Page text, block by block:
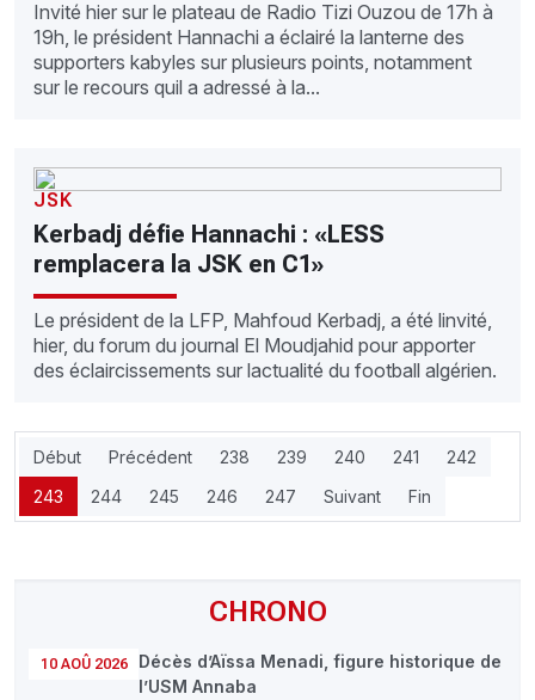
CHRONO
10 AOÛ 2026
Décès d’Aïssa Menadi, figure historique de
l’USM Annaba
Invité hier sur le plateau de Radio Tizi Ouzou de 17h à
19h, le président Hannachi a éclairé la lanterne des
supporters kabyles sur plusieurs points, notamment
sur le recours quil a adressé à la...
JSK
Kerbadj défie Hannachi : «LESS
remplacera la JSK en C1»
Le président de la LFP, Mahfoud Kerbadj, a été linvité,
hier, du forum du journal El Moudjahid pour apporter
des éclaircissements sur lactualité du football algérien.
Début Précédent 238 239 240 241
242
243
244 245 246 247 Suivant Fin